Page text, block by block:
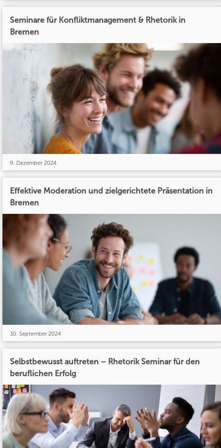
Seminare für Konfliktmanagement & Rhetorik in
Bremen
9. Dezember 2024
Effektive Moderation und zielgerichtete Präsentation in
Bremen
30. September 2024
Selbstbewusst auftreten – Rhetorik Seminar für den
beruflichen Erfolg